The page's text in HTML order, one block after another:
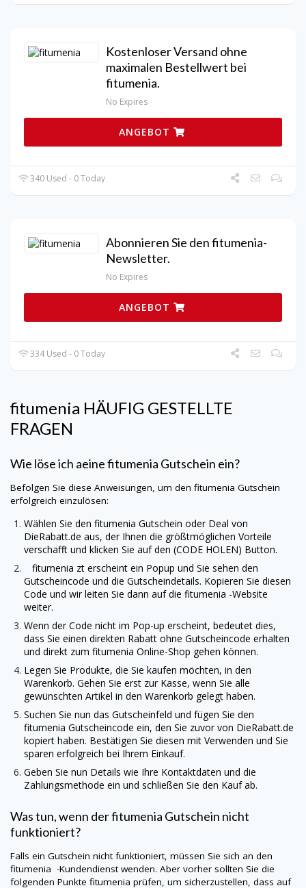
Kostenloser Versand ohne
maximalen Bestellwert bei
fitumenia.
No Expires
ANGEBOT
340 Used - 0 Today
Abonnieren Sie den fitumenia-
Newsletter.
No Expires
ANGEBOT
334 Used - 0 Today
fitumenia HÄUFIG GESTELLTE
FRAGEN
Wie löse ich aeinefitumenia Gutschein ein?
Befolgen Sie diese Anweisungen, um den fitumenia Gutschein
erfolgreich einzulösen:
Wählen Sie den fitumenia Gutschein oder Deal von
DieRabatt.de aus, der Ihnen die größtmöglichen Vorteile
verschafft und klicken Sie auf den (CODE HOLEN) Button.
fitumenia zt erscheint ein Popup und Sie sehen den
Gutscheincode und die Gutscheindetails. Kopieren Sie diesen
Code und wir leiten Sie dann auf die fitumenia -Website
weiter.
Wenn der Code nicht im Pop-up erscheint, bedeutet dies,
dass Sie einen direkten Rabatt ohne Gutscheincode erhalten
und direkt zum fitumenia Online-Shop gehen können.
Legen Sie Produkte, die Sie kaufen möchten, in den
Warenkorb. Gehen Sie erst zur Kasse, wenn Sie alle
gewünschten Artikel in den Warenkorb gelegt haben.
Suchen Sie nun das Gutscheinfeld und fügen Sie den
fitumenia Gutscheincode ein, den Sie zuvor von DieRabatt.de
kopiert haben. Bestätigen Sie diesen mit Verwenden und Sie
sparen erfolgreich bei Ihrem Einkauf.
Geben Sie nun Details wie Ihre Kontaktdaten und die
Zahlungsmethode ein und schließen Sie den Kauf ab.
Was tun, wenn derfitumenia Gutschein nicht
funktioniert?
Falls ein Gutschein nicht funktioniert, müssen Sie sich an den
fitumenia -Kundendienst wenden. Aber vorher sollten Sie die
folgenden Punkte fitumenia prüfen, um sicherzustellen, dass auf